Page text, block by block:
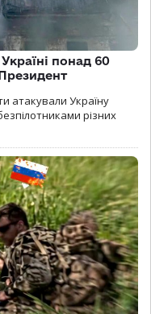
понад 60
атакували Україну
різних